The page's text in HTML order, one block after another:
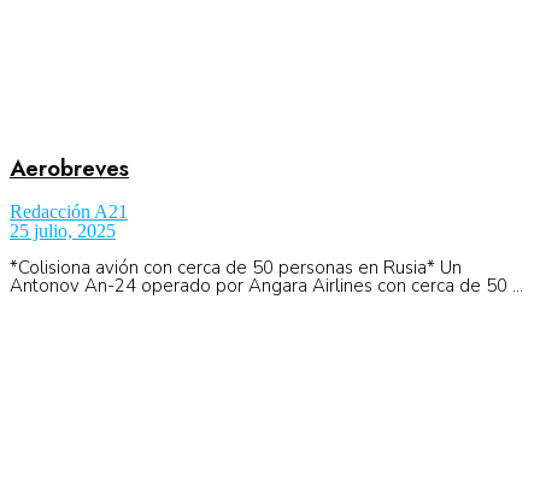
Aerobreves
Redacción A21
25 julio, 2025
*Colisiona avión con cerca de 50 personas en Rusia* Un
Antonov An-24 operado por Angara Airlines con cerca de 50 ...